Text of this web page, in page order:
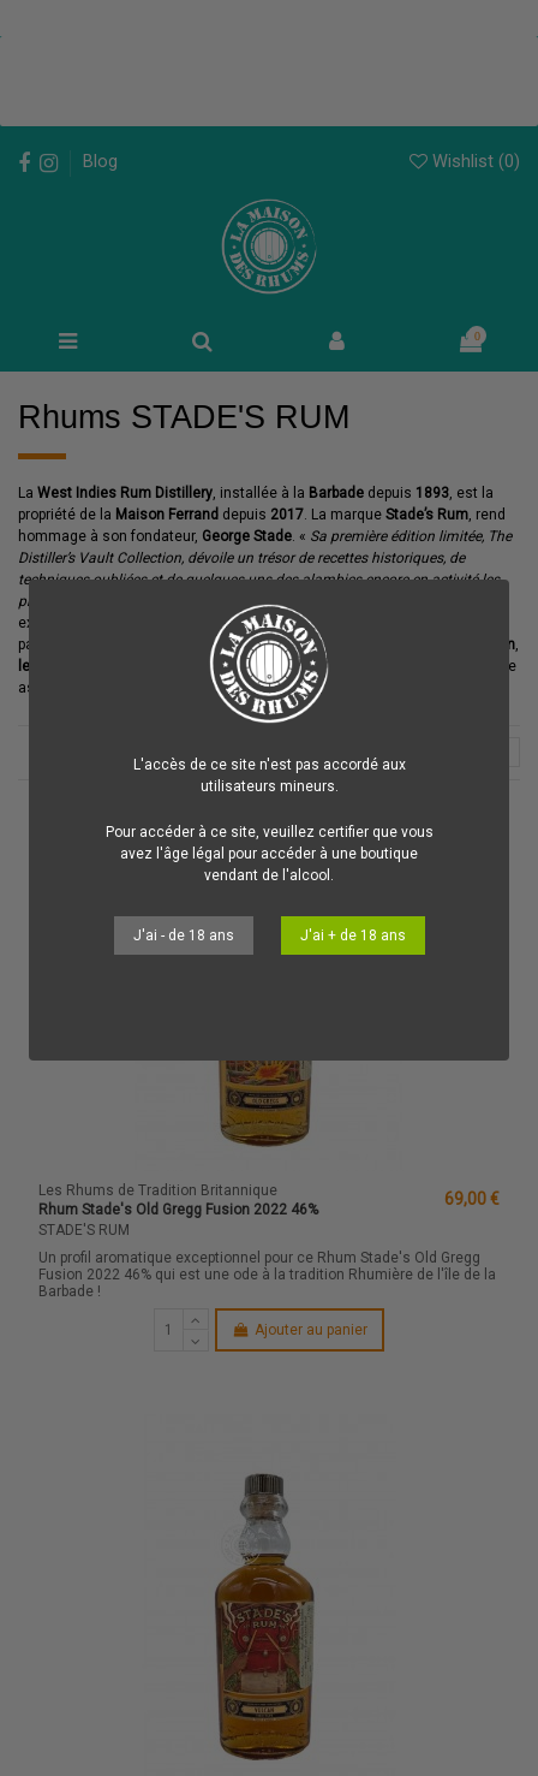
L'accès de ce site n'est pas accordé aux
utilisateurs mineurs.
Pour accéder à ce site, veuillez certifier que vous
avez l'âge légal pour accéder à une boutique
vendant de l'alcool.
J'ai - de 18 ans J'ai + de 18 ans
Blog Wishlist (0)
0
Rhums STADE'S RUM
La West Indies Rum Distillery, installée à la Barbade depuis 1893, est la
propriété de la Maison Ferrand depuis 2017. La marque Stade’s Rum, rend
hommage à son fondateur, George Stade. « Sa première édition limitée, The
Distiller’s Vault Collection, dévoile un trésor de recettes historiques, de
techniques oubliées et de quelques-uns des alambics encore en activité les
plus rares au monde
Alexandre Gabriel
expressions de
Vulcan Two TapsetOld Gregg Fusion
par
, le directeur de laWest Indies Rum Distillery, Don Benn,
le
Alexandre Gabriel,
propriétaire de la distillerie et maître
assembleur et propriétaire desrhums Planteray
Les Rhums de Tradition Britannique
Rhum Stade's Old Gregg Fusion 2022 46%
STADE'S RUM
69,00 €
Un profil aromatique exceptionnel pour ce Rhum Stade's Old Gregg
Fusion 2022 46% qui est une ode à la tradition Rhumière de l'île de la
Barbade !
Ajouter au panier